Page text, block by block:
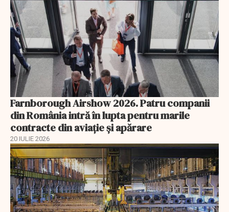
Farnborough Airshow 2026. Patru companii
din România intră în lupta pentru marile
contracte din aviație și apărare
20 IULIE 2026